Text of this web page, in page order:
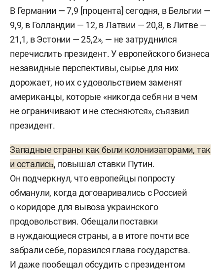
В Германии — 7,9 [процента] сегодня, в Бельгии —
9,9, в Голландии — 12, в Латвии — 20,8, в Литве —
21,1, в Эстонии — 25,2», — не затруднился
перечислить президент. У европейского бизнеса
незавидные перспективы, сырье для них
дорожает, но их с удовольствием заменят
американцы, которые «никогда себя ни в чем
не ограничивают и не стесняются», съязвил
президент.
Западные страны как были колонизаторами, так
и остались, повышал ставки Путин.
Он подчеркнул, что европейцы попросту
обманули, когда договаривались с Россией
о коридоре для вывоза украинского
продовольствия. Обещали поставки
в нуждающиеся страны, а в итоге почти все
забрали себе, поразился глава государства.
И даже пообещал обсудить с президентом